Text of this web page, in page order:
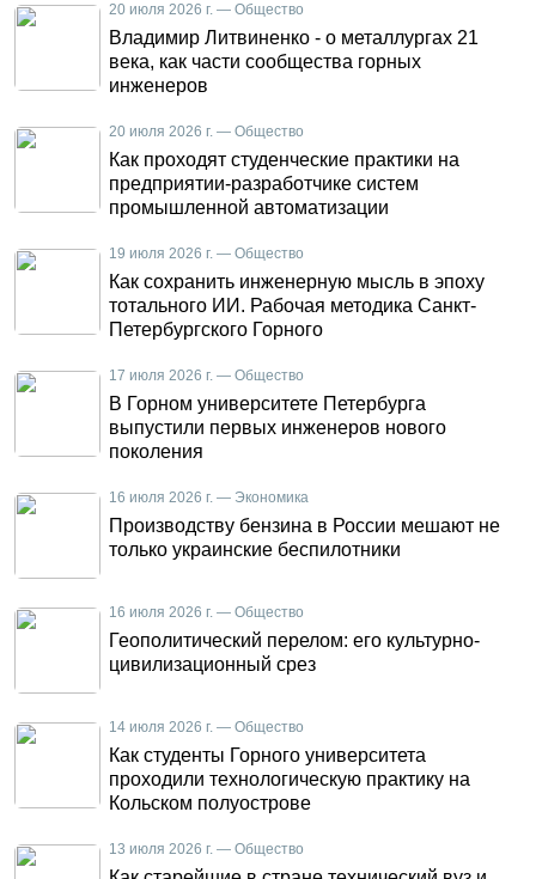
20 июля 2026 г. — Общество
Владимир Литвиненко - о металлургах 21
века, как части сообщества горных
инженеров
20 июля 2026 г. — Общество
Как проходят студенческие практики на
предприятии-разработчике систем
промышленной автоматизации
19 июля 2026 г. — Общество
Как сохранить инженерную мысль в эпоху
тотального ИИ. Рабочая методика Санкт-
Петербургского Горного
17 июля 2026 г. — Общество
В Горном университете Петербурга
выпустили первых инженеров нового
поколения
16 июля 2026 г. — Экономика
Производству бензина в России мешают не
только украинские беспилотники
16 июля 2026 г. — Общество
Геополитический перелом: его культурно-
цивилизационный срез
14 июля 2026 г. — Общество
Как студенты Горного университета
проходили технологическую практику на
Кольском полуострове
13 июля 2026 г. — Общество